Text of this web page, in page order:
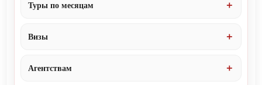
Туры по месяцам
Визы
Агентствам